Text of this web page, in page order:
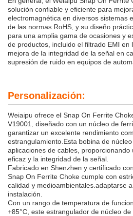
solución confiable y eficiente para
electromagnética en diversos sistemas
de las normas RoHS, y su diseño
para una amplia gama de ocasiones y
de productos, incluido el filtrado EMI en
mejora de la integridad de la señal en
supresión de ruido en equipos de
Personalización:
Weiaipu ofrece el Snap On Ferrite
V19001, diseñado con un núcleo de
garantizar un excelente rendimiento
estrangulamiento.Esta bobina de
aplicaciones de cables,
eficaz y la integridad de la señal.
Fabricado en Shenzhen y certificado
Snap On Ferrite Choke cumple con
calidad y medioambientales.adaptarse
instalación.
Con un rango de temperatura de
+85°C, este estrangulador de núcleo